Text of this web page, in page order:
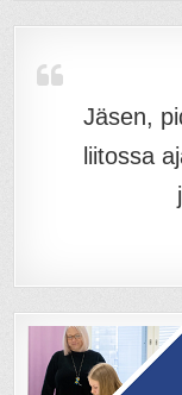
Jäsen,
liitossa